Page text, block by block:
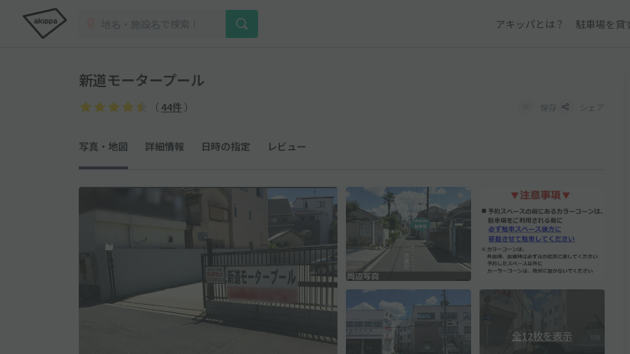
アキッパとは？ 駐車場を貸
新道モータープール
（ 44件 ） 保存 シェア
写真・地図 詳細情報 日時の指定 レビュー
全12枚を表示